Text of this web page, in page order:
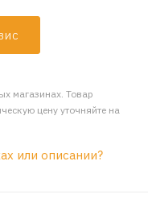
магазинах. Товар
цену уточняйте на
или описании?